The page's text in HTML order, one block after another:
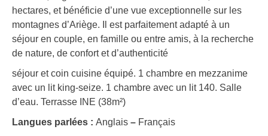
hectares, et bénéficie d’une vue exceptionnelle sur les
montagnes d’Ariège. Il est parfaitement adapté à un
séjour en couple, en famille ou entre amis, à la recherche
de nature, de confort et d’authenticité
séjour et coin cuisine équipé. 1 chambre en mezzanime
avec un lit king-seize. 1 chambre avec un lit 140. Salle
d’eau. Terrasse INE (38m²)
Langues parlées : Anglais – Français